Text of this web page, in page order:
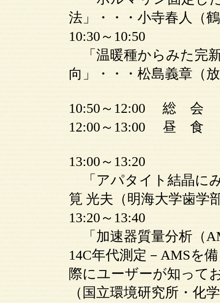
法」・・・小寺春人（
10:30～10:50
「温暖種からみた完
向」・・・松島義章（
10:50～12:00 総 会
12:00～13:00 昼 食
13:00～13:20
「アパタイト結晶に
筧 光夫（明海大学歯学
13:20～13:40
「加速器質量分析（
14C年代測定－AMSを
際にユーザーが知って
（国立環境研究所・化